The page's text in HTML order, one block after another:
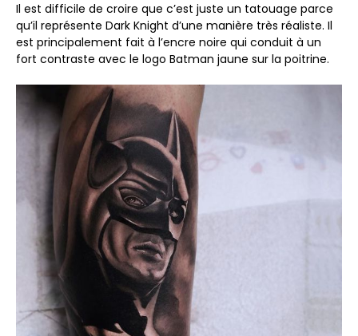
Il est difficile de croire que c’est juste un tatouage parce
qu’il représente Dark Knight d’une manière très réaliste. Il
est principalement fait à l’encre noire qui conduit à un
fort contraste avec le logo Batman jaune sur la poitrine.